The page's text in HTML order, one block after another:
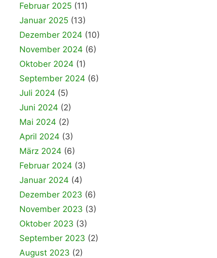
Februar 2025 (11)
Januar 2025 (13)
Dezember 2024 (10)
November 2024 (6)
Oktober 2024 (1)
September 2024 (6)
Juli 2024 (5)
Juni 2024 (2)
Mai 2024 (2)
April 2024 (3)
März 2024 (6)
Februar 2024 (3)
Januar 2024 (4)
Dezember 2023 (6)
November 2023 (3)
Oktober 2023 (3)
September 2023 (2)
August 2023 (2)